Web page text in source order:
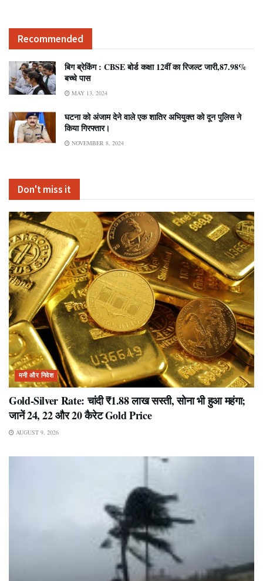
Recommended
बिग ब्रेकिंग : CBSE बोर्ड कक्षा 12वीं का रिजल्ट जारी,87.98%
बच्चे पास
MAY 13, 2024
घटना को अंजाम देने वाले एक शातिर अभियुक्त को दून पुलिस ने
किया गिरफ्तार।
NOVEMBER 8, 2024
Don't miss it
मनी और निवेश
Gold-Silver Rate: चांदी ₹1.88 लाख सस्ती, सोना भी हुआ महंगा;
जानें 24, 22 और 20 कैरेट Gold Price
AUGUST 9, 2026